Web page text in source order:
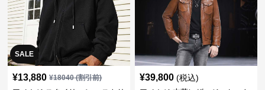
SALE
¥13,880 ¥18040(割引前) ¥39,800 (税込)